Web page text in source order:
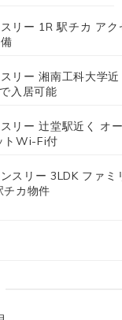
リー 1R 駅チカ アク
リー 湘南工科大学
入居可能
リー 辻堂駅近く オ
トWi-Fi付
スリー 3LDK ファミ
チカ物件